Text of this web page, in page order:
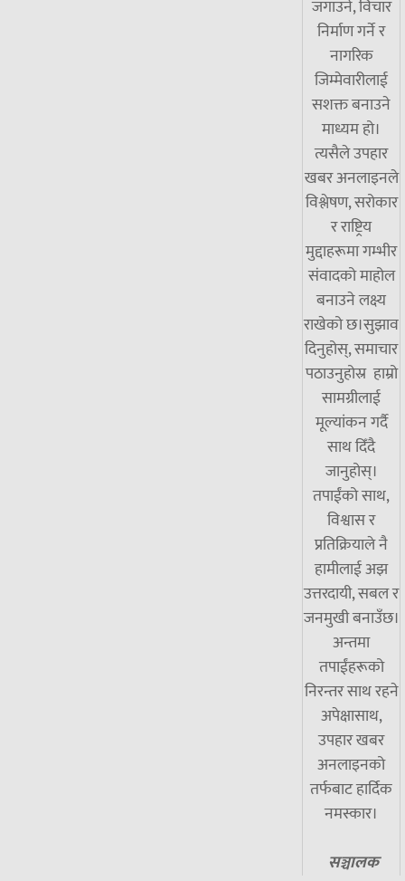
जगाउने, विचार
निर्माण गर्ने र
नागरिक
जिम्मेवारीलाई
सशक्त बनाउने
माध्यम हो।
त्यसैले उपहार
खबर अनलाइनले
विश्लेषण, सरोकार
र राष्ट्रिय
मुद्दाहरूमा गम्भीर
संवादको माहोल
बनाउने लक्ष्य
राखेको छ।सुझाव
दिनुहोस्, समाचार
पठाउनुहोस्र हाम्रो
सामग्रीलाई
मूल्यांकन गर्दै
साथ दिँदै
जानुहोस्।
तपाईंको साथ,
विश्वास र
प्रतिक्रियाले नै
हामीलाई अझ
उत्तरदायी, सबल र
जनमुखी बनाउँछ।
अन्तमा
तपाईंहरूको
निरन्तर साथ रहने
अपेक्षासाथ,
उपहार खबर
अनलाइनको
तर्फबाट हार्दिक
नमस्कार।
सञ्चालक